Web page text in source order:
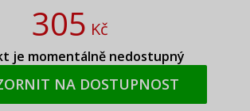
305Kč
je momentálně nedostupný
NA DOSTUPNOST